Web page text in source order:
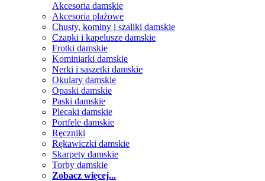
Akcesoria damskie
Akcesoria plażowe
Chusty, kominy i szaliki damskie
Czapki i kapelusze damskie
Frotki damskie
Kominiarki damskie
Nerki i saszetki damskie
Okulary damskie
Opaski damskie
Paski damskie
Plecaki damskie
Portfele damskie
Ręczniki
Rękawiczki damskie
Skarpety damskie
Torby damskie
Zobacz więcej...